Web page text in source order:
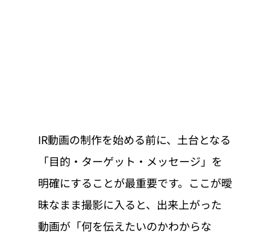
IR動画の制作を始める前に、土台となる
「目的・ターゲット・メッセージ」を
明確にすることが最重要です。ここが曖
昧なまま撮影に入ると、出来上がった
動画が「何を伝えたいのかわからな